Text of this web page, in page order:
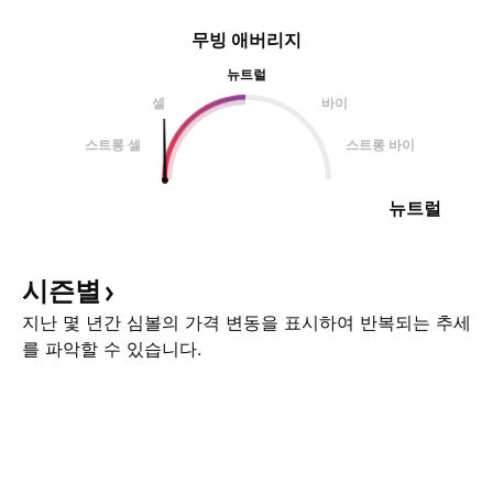
무빙 애버리지
뉴트럴
셀
바이
스트롱 셀 스트롱 바이
뉴트럴
시즌별
지난 몇 년간 심볼의 가격 변동을 표시하여 반복되는 추세
를 파악할 수 있습니다.